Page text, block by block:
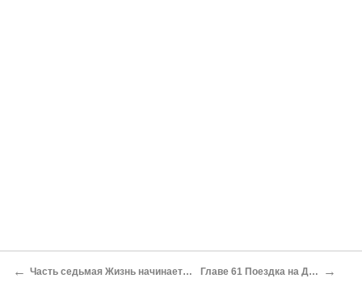
← Часть седьмая Жизнь начинается в семьдесят лет Главе 61 Поездка на Дальний Восток →